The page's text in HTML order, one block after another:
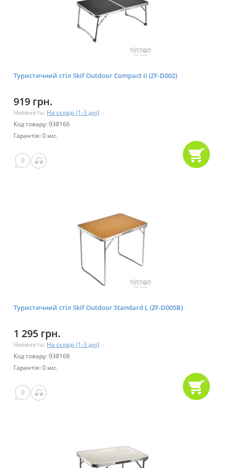
Туристичний стіл Skif Outdoor Compact II (ZF-D002)
919 грн.
Наявність: На складі (1-3 дні)
Код товару: 938166
Гарантія: 0 міс.
0
Туристичний стіл Skif Outdoor Standard L (ZF-D005B)
1 295 грн.
Наявність: На складі (1-3 дні)
Код товару: 938168
Гарантія: 0 міс.
0